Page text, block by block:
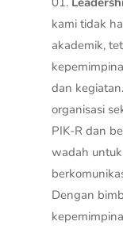
kami tidak
akademik,
dan
organisasi
PIK-R dan
wadah
Dengan